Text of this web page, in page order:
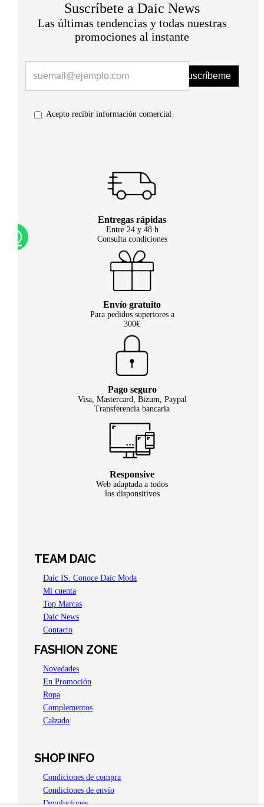
Suscríbete a Daic News
Las últimas tendencias y todas nuestras
promociones al instante
Suscríbeme
Acepto recibir información comercial
Entregas rápidas
Entre 24 y 48 h
Consulta condiciones
Envío gratuito
Para pedidos superiores a
300€
Pago seguro
Visa, Mastercard, Bizum, Paypal
Transferencia bancaria
Responsive
Web adaptada a todos
los disponsitivos
TEAM DAIC
Daic IS. Conoce Daic Moda
Mi cuenta
Top Marcas
Daic News
Contacto
FASHION ZONE
Novedades
En Promoción
Ropa
Complementos
Calzado
SHOP INFO
Condiciones de compra
Condiciones de envío
Devoluciones